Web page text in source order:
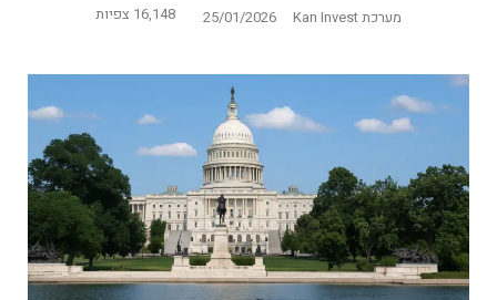
מערכת Kan Invest 25/01/2026 16,148 צפיות